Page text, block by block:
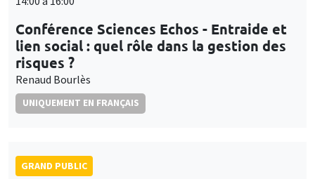
Conférence Sciences Echos - Entraide et
lien social : quel rôle dans la gestion des
risques ?
Renaud Bourlès
UNIQUEMENT EN FRANÇAIS
GRAND PUBLIC